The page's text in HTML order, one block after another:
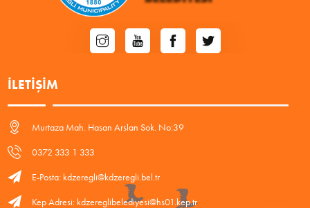
İLETIŞIM
Murtaza Mah. Hasan Arslan Sok. No:39
0372 333 1 333
E-Posta: kdzeregli@kdzeregli.bel.tr
Kep Adresi: kdzereglibelediyesi@hs01.kep.tr